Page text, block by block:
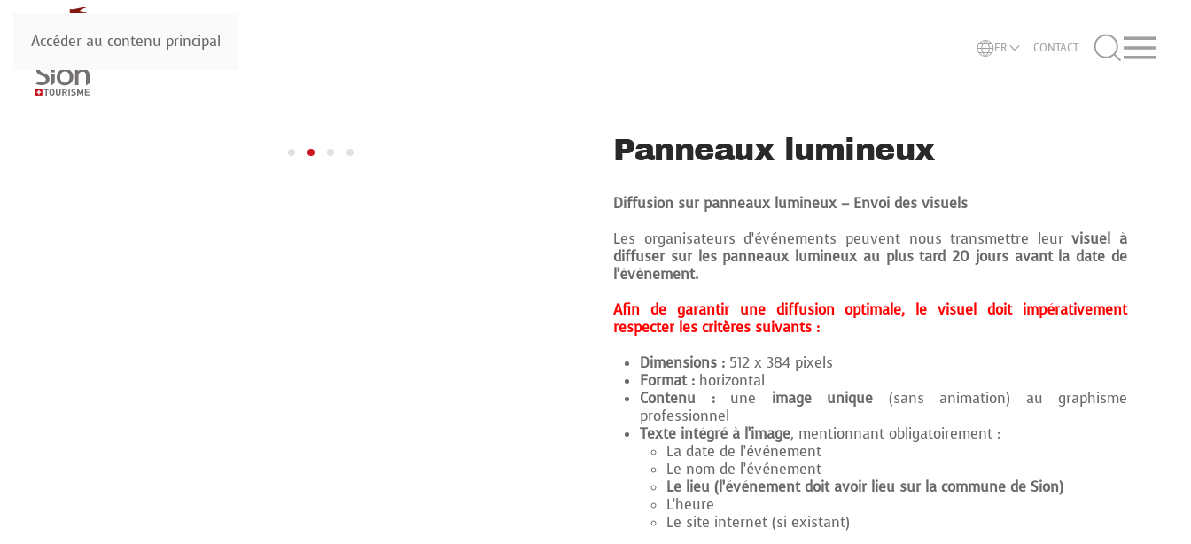
Accéder au contenu principal FR CONTACT
Panneaux lumineux
Diffusion sur panneaux lumineux – Envoi des visuels
Les organisateurs d’événements peuvent nous transmettre leurvisuel à
diffuser sur les panneaux lumineux au plus tard 20 jours avant la date de
l’événement.
Afin de garantir une diffusion optimale, le visuel doit impérativement
respecter les critères suivants :
Dimensions : 512 x 384 pixels
Format : horizontal
Contenu :une image unique (sans animation) au graphisme
professionnel
Texte intégré à l’image, mentionnant obligatoirement :
La date de l’événement
Le nom de l’événement
Le lieu (l’événement doit avoir lieu sur la commune de Sion)
L’heure
Le site internet (si existant)